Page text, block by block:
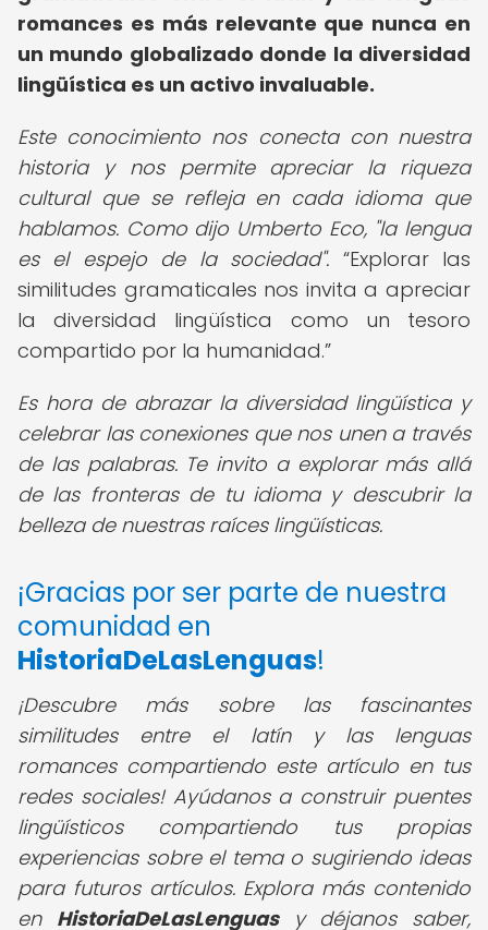
romances es más relevante que nunca en
un mundo globalizado donde la diversidad
lingüística es un activo invaluable.
Este conocimiento nos conecta con nuestra
historia y nos permite apreciar la riqueza
cultural que se refleja en cada idioma que
hablamos. Como dijo Umberto Eco, "la lengua
es el espejo de la sociedad".
Explorar las
similitudes gramaticales nos invita a apreciar
la diversidad lingüística como un tesoro
compartido por la humanidad.
Es hora de abrazar la diversidad lingüística y
celebrar las conexiones que nos unen a través
de las palabras. Te invito a explorar más allá
de las fronteras de tu idioma y descubrir la
belleza de nuestras raíces lingüísticas.
¡Gracias por ser parte de nuestra
comunidad en
HistoriaDeLasLenguas!
¡Descubre más sobre las fascinantes
similitudes entre el latín y las lenguas
romances compartiendo este artículo en tus
redes sociales! Ayúdanos a construir puentes
lingüísticos compartiendo tus propias
experiencias sobre el tema o sugiriendo ideas
para futuros artículos. Explora más contenido
en HistoriaDeLasLenguasy déjanos saber,